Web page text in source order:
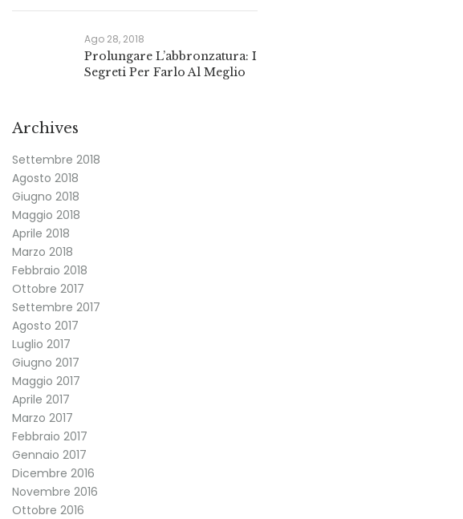
Ago 28, 2018
Prolungare L’abbronzatura: I
Segreti Per Farlo Al Meglio
Archives
Settembre 2018
Agosto 2018
Giugno 2018
Maggio 2018
Aprile 2018
Marzo 2018
Febbraio 2018
Ottobre 2017
Settembre 2017
Agosto 2017
Luglio 2017
Giugno 2017
Maggio 2017
Aprile 2017
Marzo 2017
Febbraio 2017
Gennaio 2017
Dicembre 2016
Novembre 2016
Ottobre 2016